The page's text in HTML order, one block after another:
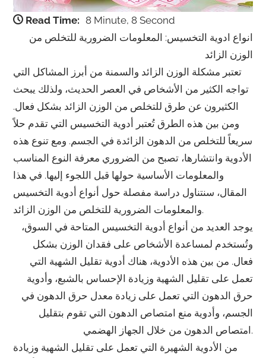
Read Time: 8 Minute, 8 Second
انواع ادوية التخسيس: المعلومات الضرورية للتخلص من
الوزن الزائد
تعتبر مشكلة الوزن الزائد والسمنة من أبرز المشاكل التي
تواجه الكثير من الأشخاص في العصر الحديث، ولذلك يبحث
الكثيرون عن طرق للتخلص من الوزن الزائد بشكل فعال.
ومن بين هذه الطرق تُعتبر أدوية التخسيس التي تقدم حلاً
سريعاً للتخلص من الدهون الزائدة في الجسم. ومع تنوع هذه
الأدوية وانتشارها، تصبح من الضروري معرفة النوع المناسب
والمعلومات الأساسية حولها قبل اللجوء إليها. في هذا
المقال، سنتناول دراسة مفصلة حول أنواع أدوية التخسيس
والمعلومات الضرورية للتخلص من الوزن الزائد.
يوجد العديد من أنواع أدوية التخسيس المتاحة في السوق،
وتُستخدم لمساعدة الأشخاص على فقدان الوزن بشكل
فعال. من بين هذه الأدوية، هناك أدوية تقليل الشهية التي
تعمل على تقليل الشهية وزيادة الإحساس بالشبع، وأدوية
حرق الدهون التي تعمل على زيادة معدل حرق الدهون في
الجسم، وأدوية منع امتصاص الدهون التي تقوم بتقليل
امتصاص الدهون من خلال الجهاز الهضمي.
من الأدوية الشهيرة التي تعمل على تقليل الشهية وزيادة